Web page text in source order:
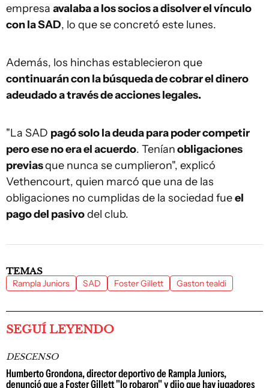
empresa avalaba a los socios a disolver el vínculo
con la SAD, lo que se concretó este lunes.
Además, los hinchas establecieron que
continuarán con la búsqueda de cobrar el dinero
adeudado a través de acciones legales.
"La SAD pagó solo la deuda para poder competir
pero ese no era el acuerdo. Teníanobligaciones
previasque nunca se cumplieron", explicó
Vethencourt, quien marcó que una de las
obligaciones no cumplidas de la sociedad fueel
pago del pasivodel club.
TEMAS
Rampla Juniors SAD Foster Gillett Gaston tealdi
SEGUÍ LEYENDO
DESCENSO
Humberto Grondona, director deportivo de Rampla Juniors,
denunció que a Foster Gillett "lo robaron" y dijo que hay jugadores